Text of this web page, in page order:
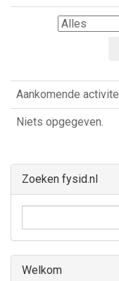
Aankomende
Niets opgegeven.
Zoeken fysid.nl
Welkom